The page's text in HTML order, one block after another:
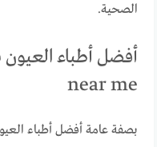
الصحية.
near me